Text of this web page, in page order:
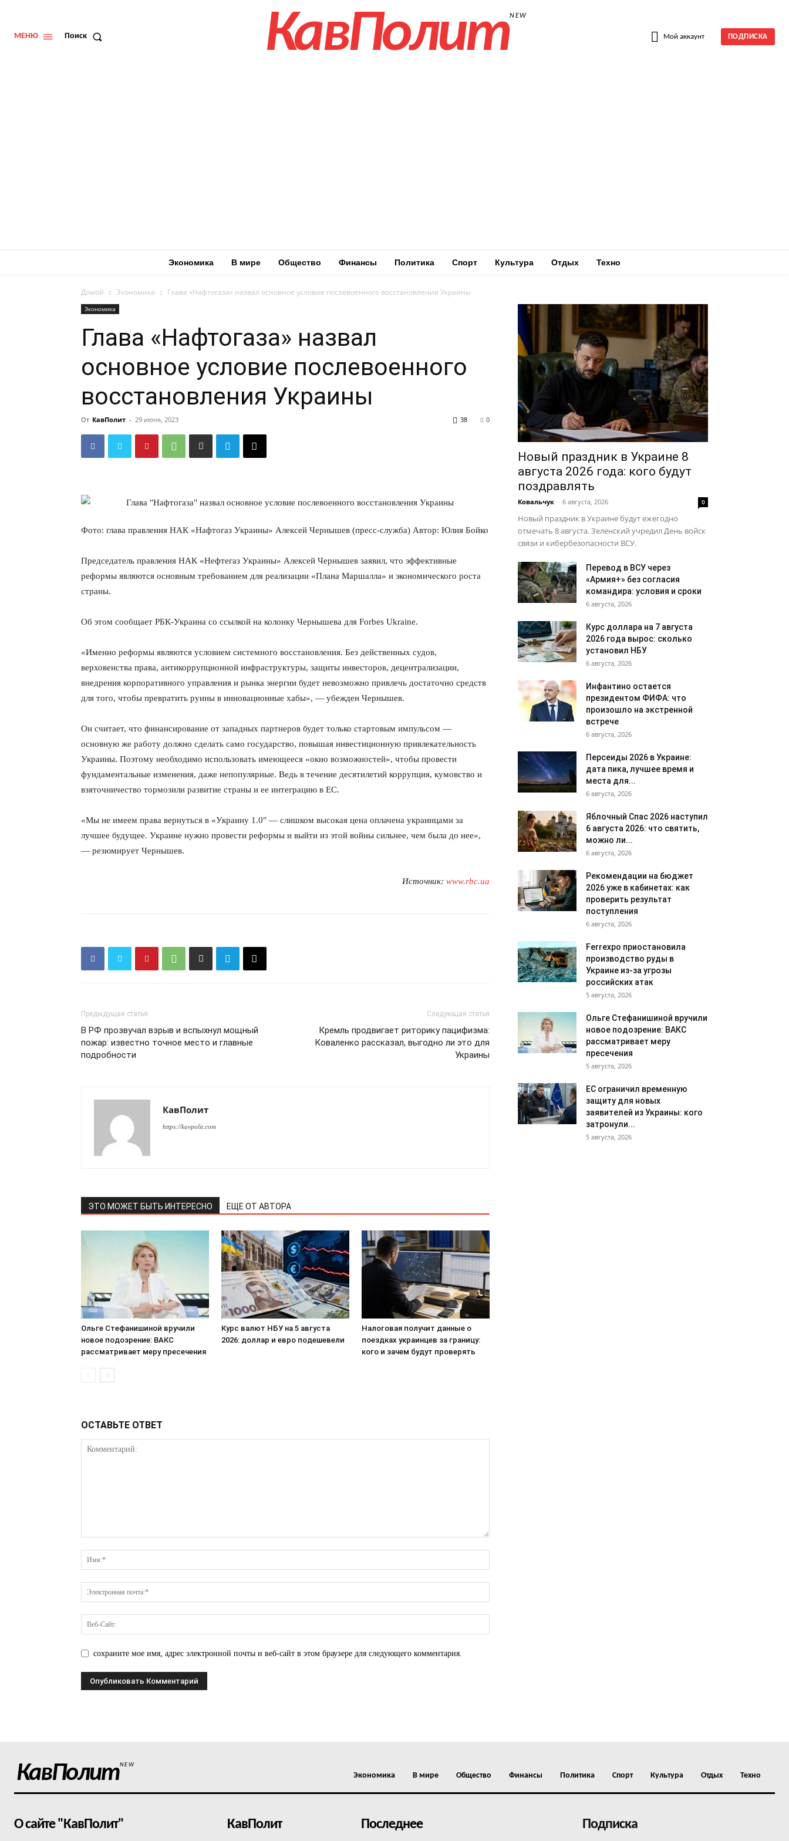
КавПолит
Подписка
МЕНЮ Поиск КавПолитNEW
Мой аккаунт ПОДПИСКА
Экономика В мире Общество Финансы Политика Спорт Культура Отдых Техно
Домой Экономика Глава «Нафтогаза» назвал основное условие послевоенного восстановления Украины
Экономика
Глава «Нафтогаза» назвал
основное условие послевоенного
восстановления Украины
От КавПолит - 29 июня, 2023 0
38
Фото: глава правления НАК «Нафтогаз Украины» Алексей Чернышев (пресс-служба) Автор: Юлия Бойко
Председатель правления НАК «Нефтегаз Украины» Алексей Чернышев заявил, что эффективные
реформы являются основным требованием для реализации «Плана Маршалла» и экономического роста
страны.
Об этом сообщает РБК-Украина со ссылкой на колонку Чернышева для Forbes Ukraine.
«Именно реформы являются условием системного восстановления. Без действенных судов,
верховенства права, антикоррупционной инфраструктуры, защиты инвесторов, децентрализации,
внедрения корпоративного управления и рынка энергии будет невозможно привлечь достаточно средств
для того, чтобы превратить руины в инновационные хабы», — убежден Чернышев.
Он считает, что финансирование от западных партнеров будет только стартовым импульсом —
основную же работу должно сделать само государство, повышая инвестиционную привлекательность
Украины. Поэтому необходимо использовать имеющееся «окно возможностей», чтобы провести
фундаментальные изменения, даже непопулярные. Ведь в течение десятилетий коррупция, кумовство и
взяточничество тормозили развитие страны и ее интеграцию в ЕС.
«Мы не имеем права вернуться в «Украину 1.0″ — слишком высокая цена оплачена украинцами за
лучшее будущее. Украине нужно провести реформы и выйти из этой войны сильнее, чем была до нее»,
— резюмирует Чернышев.
Источник: www.rbc.ua
Предыдущая статья
В РФ прозвучал взрыв и вспыхнул мощный
пожар: известно точное место и главные
подробности
Следующая статья
Кремль продвигает риторику пацифизма:
Коваленко рассказал, выгодно ли это для
Украины
КавПолит
https://kavpolit.com
ЭТО МОЖЕТ БЫТЬ ИНТЕРЕСНО ЕЩЕ ОТ АВТОРА
Ольге Стефанишиной вручили
новое подозрение: ВАКС
рассматривает меру пресечения
Курс валют НБУ на 5 августа
2026: доллар и евро подешевели
Налоговая получит данные о
поездках украинцев за границу:
кого и зачем будут проверять
ОСТАВЬТЕ ОТВЕТ
сохраните мое имя, адрес электронной почты и веб-сайт в этом браузере для следующего комментария.
Новый праздник в Украине 8
августа 2026 года: кого будут
поздравлять
Ковальчук - 6 августа, 2026 0
Новый праздник в Украине будут ежегодно
отмечать 8 августа. Зеленский учредил День войск
связи и кибербезопасности ВСУ.
Перевод в ВСУ через
«Армия+» без согласия
командира: условия и сроки
6 августа, 2026
Курс доллара на 7 августа
2026 года вырос: сколько
установил НБУ
6 августа, 2026
Инфантино остается
президентом ФИФА: что
произошло на экстренной
встрече
6 августа, 2026
Персеиды 2026 в Украине:
дата пика, лучшее время и
места для...
6 августа, 2026
Яблочный Спас 2026 наступил
6 августа 2026: что святить,
можно ли...
6 августа, 2026
Рекомендации на бюджет
2026 уже в кабинетах: как
проверить результат
поступления
6 августа, 2026
Ferrexpo приостановила
производство руды в
Украине из-за угрозы
российских атак
5 августа, 2026
Ольге Стефанишиной вручили
новое подозрение: ВАКС
рассматривает меру
пресечения
5 августа, 2026
ЕС ограничил временную
защиту для новых
заявителей из Украины: кого
затронули...
5 августа, 2026
КавПолитNEW
Экономика В мире Общество Финансы Политика Спорт Культура Отдых Техно
О сайте "КавПолит" КавПолит Последнее Подписка